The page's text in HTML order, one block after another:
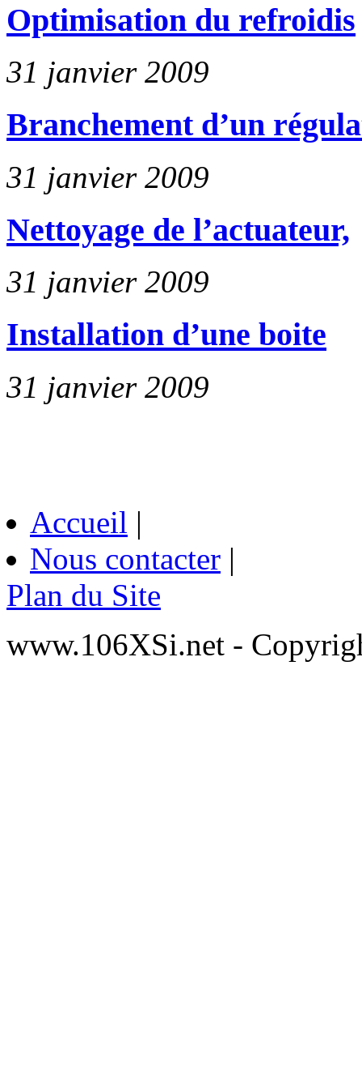
Optimisation du refroidis
31 janvier 2009
Branchement d’un
31 janvier 2009
Nettoyage de l’actuateur,
31 janvier 2009
Installation d’une boite
31 janvier 2009
Accueil |
Nous contacter |
Plan du Site
www.106XSi.net -